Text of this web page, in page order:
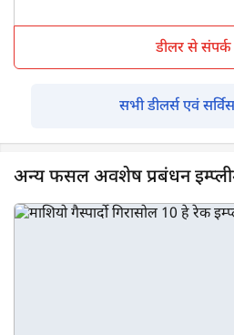
डीलर से
सभी डीलर्स एवं
अन्य फसल अवशेष प्रबंधन